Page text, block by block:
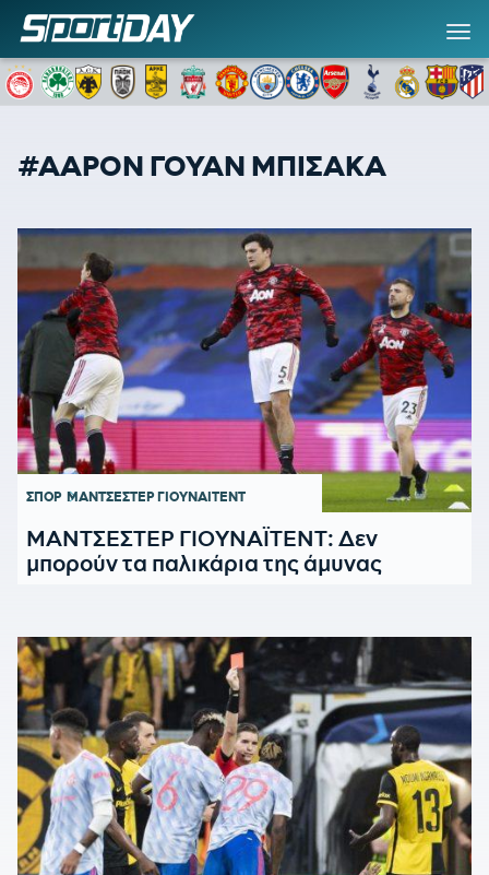
#ΑΑΡΟΝ ΓΟΥΑΝ ΜΠΙΣΑΚΑ
ΣΠΟΡ ΜΑΝΤΣΕΣΤΕΡ ΓΙΟΥΝΑΙΤΕΝΤ
ΜΑΝΤΣΕΣΤΕΡ ΓΙΟΥΝΑΪΤΕΝΤ: Δεν
μπορούν τα παλικάρια της άμυνας